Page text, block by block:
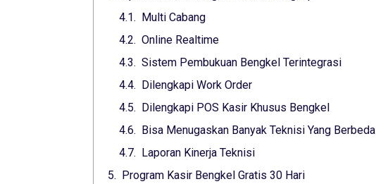
Multi Cabang
Online Realtime
Sistem Pembukuan Bengkel Terintegrasi
Dilengkapi Work Order
Dilengkapi POS Kasir Khusus Bengkel
Bisa Menugaskan Banyak Teknisi Yang Berbeda
Laporan Kinerja Teknisi
Program Kasir Bengkel Gratis 30 Hari